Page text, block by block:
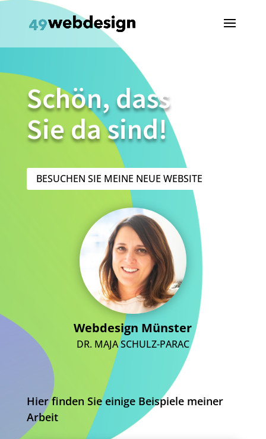
Schön, dass
Sie da sind!
BESUCHEN SIE MEINE NEUE WEBSITE
Webdesign Münster
DR. MAJA SCHULZ-PARAC
Hier finden Sie einige Beispiele meiner
Arbeit